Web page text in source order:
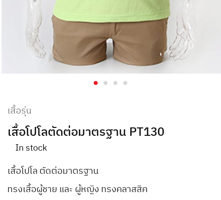
เสื้อรุ่น
เสื้อโปโลตัดต่อมาตรฐาน PT130
In stock
เสื้อโปโล ตัดต่อมาตรฐาน
ทรงเสื้อผู้ชาย และ ผู้หญิง ทรงคลาสสิค